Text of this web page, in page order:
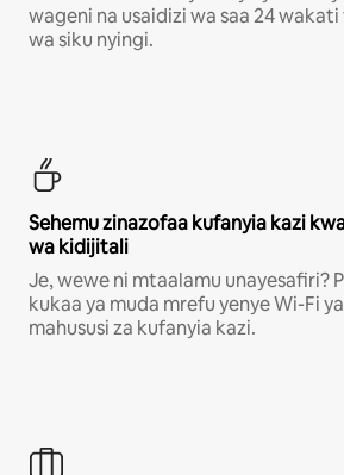
wageni na usaidizi wa saa 24
wa siku nyingi.
Sehemu zinazofaa kufanyia kazi
wa kidijitali
Je, wewe ni mtaalamu unayesafiri?
kukaa ya muda mrefu yenye Wi-Fi
mahususi za kufanyia kazi.